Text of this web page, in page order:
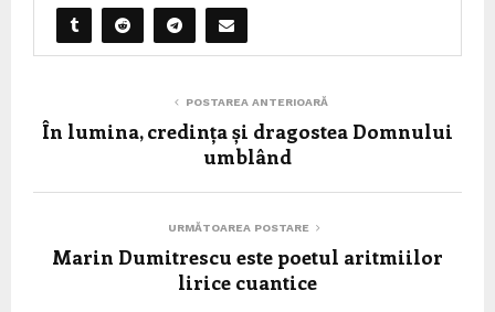
POSTAREA ANTERIOARĂ
În lumina, credința și dragostea Domnului
umblând
URMĂTOAREA POSTARE
Marin Dumitrescu este poetul aritmiilor
lirice cuantice